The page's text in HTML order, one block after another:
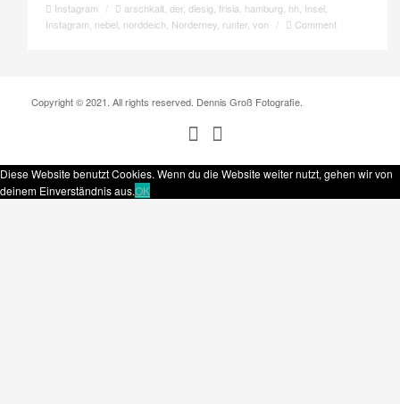
Instagram / arschkalt, der, diesig frisia hamburg hh Insel,
Instagram nebel, norddeich Norderney, runter, von / Comment
Copyright © 2021. All rights reserved. Dennis Groß Fotografie.
Diese Website benutzt Cookies. Wenn du die Website weiter nutzt, gehen wir von
deinem Einverständnis aus.OK